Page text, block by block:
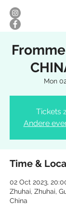
Mon
Tickets
Andere
Time &
02 Oct 2023,
Zhuhai, Zhuhai,
China